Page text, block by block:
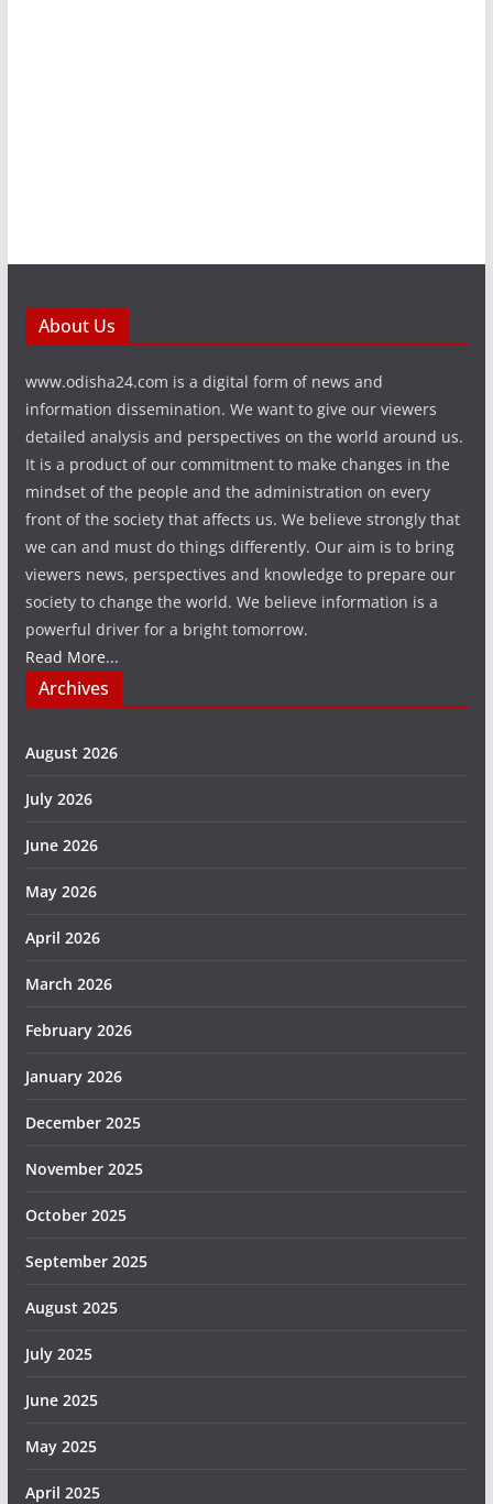
About Us
www.odisha24.com is a digital form of news and
information dissemination. We want to give our viewers
detailed analysis and perspectives on the world around us.
It is a product of our commitment to make changes in the
mindset of the people and the administration on every
front of the society that affects us. We believe strongly that
we can and must do things differently. Our aim is to bring
viewers news, perspectives and knowledge to prepare our
society to change the world. We believe information is a
powerful driver for a bright tomorrow.
Read More...
Archives
August 2026
July 2026
June 2026
May 2026
April 2026
March 2026
February 2026
January 2026
December 2025
November 2025
October 2025
September 2025
August 2025
July 2025
June 2025
May 2025
April 2025